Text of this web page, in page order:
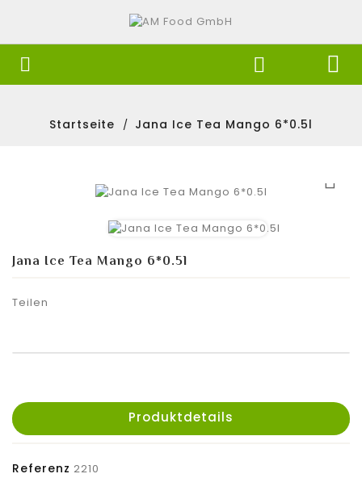
 
Startseite Jana Ice Tea Mango 6*0.5l

Jana Ice Tea Mango 6*0.5l
Teilen
Produktdetails
Referenz 2210